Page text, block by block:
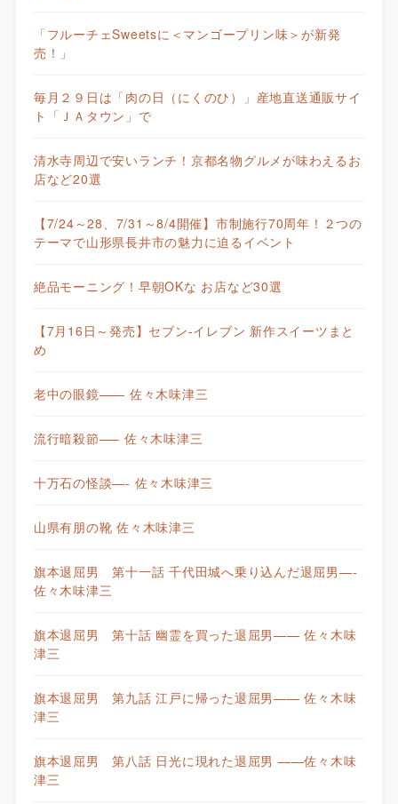
「フルーチェSweetsに＜マンゴープリン味＞が新発
売！」
毎月２９日は「肉の日（にくのひ）」産地直送通販サイ
ト「ＪＡタウン」で
清水寺周辺で安いランチ！京都名物グルメが味わえるお
店など20選
【7/24～28、7/31～8/4開催】市制施行70周年！２つの
テーマで山形県長井市の魅力に迫るイベント
絶品モーニング！早朝OKな お店など30選
【7月16日～発売】セブン-イレブン 新作スイーツまと
め
老中の眼鏡—— 佐々木味津三
流行暗殺節—– 佐々木味津三
十万石の怪談—- 佐々木味津三
山県有朋の靴 佐々木味津三
旗本退屈男 第十一話 千代田城へ乗り込んだ退屈男—-
佐々木味津三
旗本退屈男 第十話 幽霊を買った退屈男—— 佐々木味
津三
旗本退屈男 第九話 江戸に帰った退屈男—— 佐々木味
津三
旗本退屈男 第八話 日光に現れた退屈男 ——佐々木味
津三